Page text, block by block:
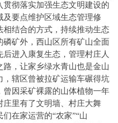
贯彻落实加强生态文明建设的
要点维护区域生态管理修
结合的方式，持续推动生态
矿外，西山区所有矿山全面
进入康复生态，管理村庄人
，让家乡绿水青山也是金山
辖区曾被拉矿运输车碾得坑
因采矿裸露的山体植物一年
庄里有了文明墙、村庄大舞
在家运营的“农家”“山